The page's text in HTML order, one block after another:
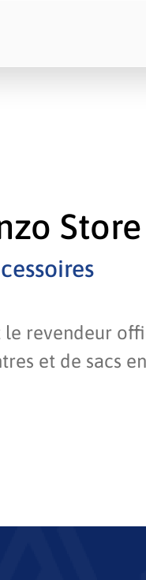
Store
le revendeur
et de sacs